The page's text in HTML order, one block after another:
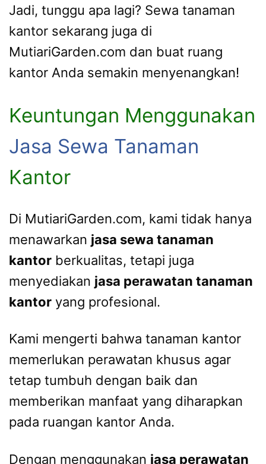
Jadi, tunggu apa lagi? Sewa tanaman
kantor sekarang juga di
MutiariGarden.com dan buat ruang
kantor Anda semakin menyenangkan!
Keuntungan Menggunakan
Jasa Sewa Tanaman
Kantor
Di MutiariGarden.com, kami tidak hanya
menawarkan jasa sewa tanaman
kantor berkualitas, tetapi juga
menyediakan jasa perawatan tanaman
kantor yang profesional.
Kami mengerti bahwa tanaman kantor
memerlukan perawatan khusus agar
tetap tumbuh dengan baik dan
memberikan manfaat yang diharapkan
pada ruangan kantor Anda.
Dengan menggunakan jasa perawatan